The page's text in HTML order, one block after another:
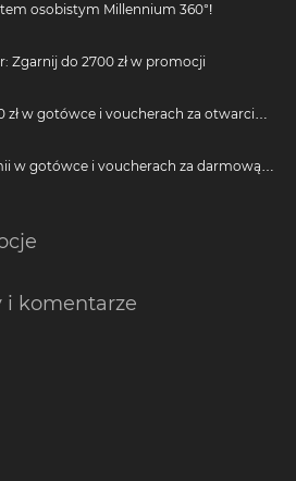
osobistym Millennium 360°!
Zgarnij do 2700 zł w promocji
zł w gotówce i voucherach za otwarcie
w gotówce i voucherach za darmową
i komentarze